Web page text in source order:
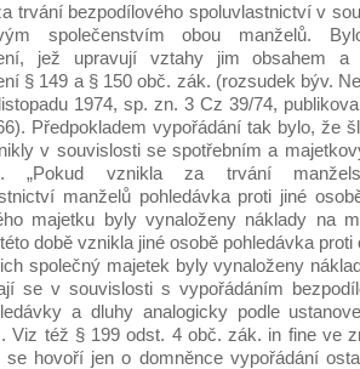
trvání bezpodílového spoluvlastnictví v
společenstvím obou manželů.
jež upravují vztahy jim obsahem a
§ 149 a § 150 obč. zák. (rozsudek býv.
1974, sp. zn. 3 Cz 39/74,
Předpokladem vypořádání tak bylo, že
v souvislosti se spotřebním a
„Pokud vznikla za trvání
manželů pohledávka proti jiné
majetku byly vynaloženy náklady na
době vznikla jiné osobě pohledávka
společný majetek byly vynaloženy
se v souvislosti s vypořádáním
a dluhy analogicky podle
Viz též § 199 odst. 4 obč. zák. in fine ve
se hovoří jen o domněnce vypořádání